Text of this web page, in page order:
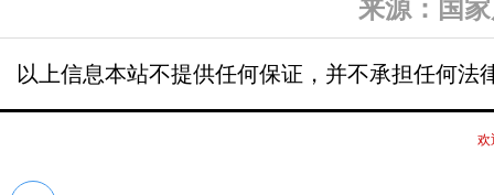
来源：国
以上信息本站不提供任何保证，并不承担任何法
欢